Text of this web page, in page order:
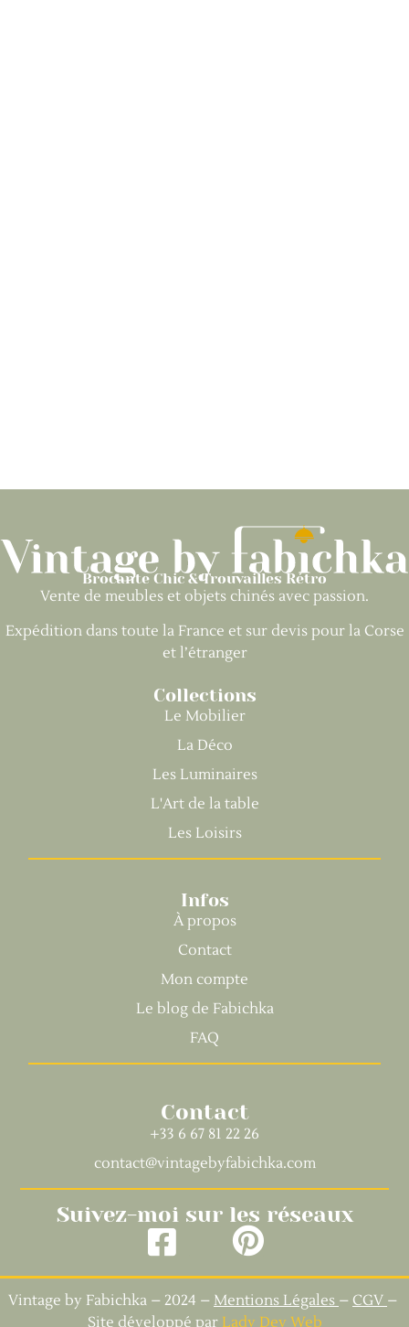
Brocante Chic & Trouvailles Rétro
Vente de meubles et objets chinés avec passion.
Expédition dans toute la France et sur devis pour la Corse
et l’étranger
Collections
Le Mobilier
La Déco
Les Luminaires
L'Art de la table
Les Loisirs
Infos
À propos
Contact
Mon compte
Le blog de Fabichka
FAQ
Contact
+33 6 67 81 22 26
contact@vintagebyfabichka.com
Suivez-moi sur les réseaux
Vintage by Fabichka – 2024 – Mentions Légales – CGV –
Site développé par Lady Dev Web